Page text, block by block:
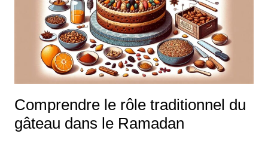
Comprendre le rôle traditionnel du
gâteau dans le Ramadan